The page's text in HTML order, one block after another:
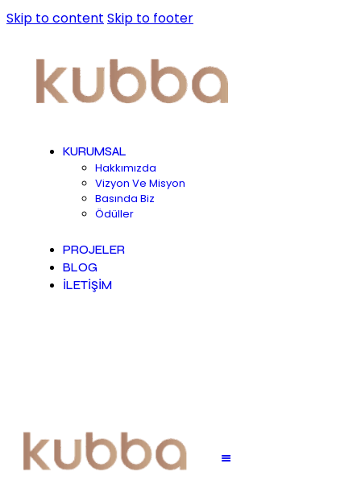
Skip to content Skip to footer
KURUMSAL
Hakkımızda
Vizyon Ve Misyon
Basında Biz
Ödüller
PROJELER
BLOG
İLETİŞİM